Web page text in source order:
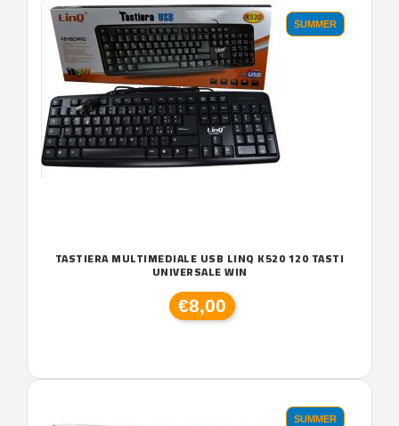
SUMMER
TASTIERA MULTIMEDIALE USB LINQ K520 120 TASTI
UNIVERSALE WIN
€8,00
SUMMER